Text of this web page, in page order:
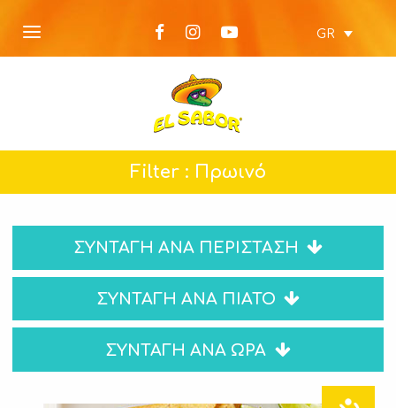
GR
Filter : Πρωινό
ΣΥΝΤΑΓΗ ΑΝΑ ΠΕΡΙΣΤΑΣΗ
ΣΥΝΤΑΓΗ ΑΝΑ ΠΙΑΤΟ
ΣΥΝΤΑΓΗ ΑΝΑ ΩΡΑ